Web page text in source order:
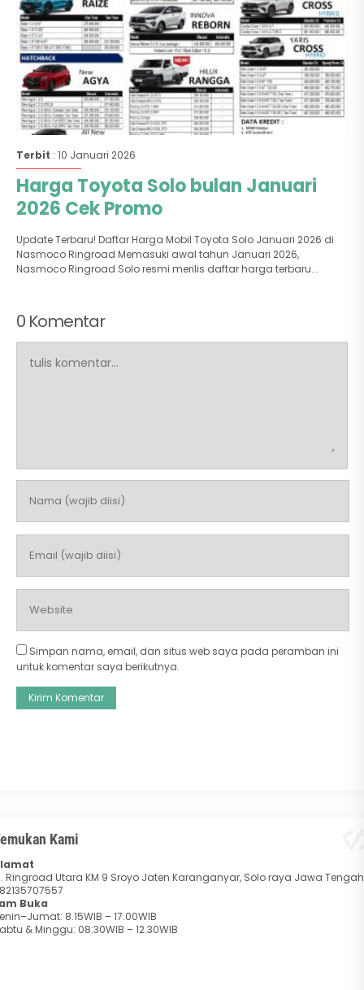
Terbit : 10 Januari 2026
Harga Toyota Solo bulan Januari
2026 Cek Promo
Update Terbaru! Daftar Harga Mobil Toyota Solo Januari 2026 di
Nasmoco Ringroad Memasuki awal tahun Januari 2026,
Nasmoco Ringroad Solo resmi merilis daftar harga terbaru...
0 Komentar
Simpan nama, email, dan situs web saya pada peramban ini
untuk komentar saya berikutnya.
Kami
Ringroad Utara KM 9 Sroyo Jaten Karanganyar, Solo raya Jawa Tengah
Buka
8.15WIB – 17.00WIB
& Minggu: 08:30WIB – 12.30WIB